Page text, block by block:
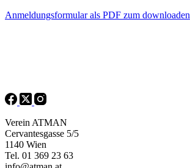
Anmeldungsformular als PDF zum downloaden
Verein ATMAN
Cervantesgasse 5/5
1140 Wien
Tel. 01 369 23 63